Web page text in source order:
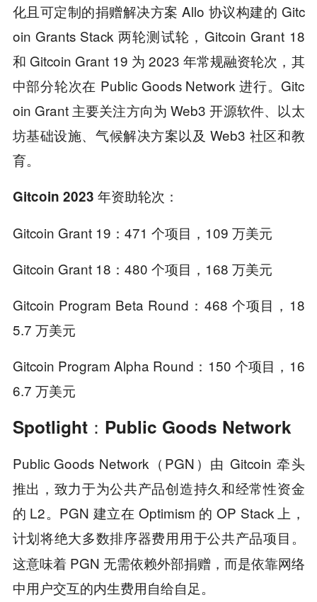
化且可定制的捐赠解决方案 Allo 协议构建的 Gitc
oin Grants Stack 两轮测试轮，Gitcoin Grant 18
和 Gitcoin Grant 19 为 2023 年常规融资轮次，其
中部分轮次在 Public Goods Network 进行。Gitc
oin Grant 主要关注方向为 Web3 开源软件、以太
坊基础设施、气候解决方案以及 Web3 社区和教
育。
Gitcoin 2023 年资助轮次 ：
Gitcoin Grant 19： 471 个项目 ，109 万美元
Gitcoin Grant 18： 480 个项目 ，168 万美元
Gitcoin Program Beta Round： 468 个项目 ，18
5.7 万美元
Gitcoin Program Alpha Round： 150 个项目 ，16
6.7 万美元
Spotlight：Public Goods Network
Public Goods Network （PGN）由 Gitcoin 牵头
推出，致力于为公共产品创造持久和经常性资金
的 L2。PGN 建立在 Optimism 的 OP Stack 上，
计划将绝大多数排序器费用用于公共产品项目 。
这意味着 PGN 无需依赖外部捐赠，而是依靠网络
中用户交互的内生费用自给自足。